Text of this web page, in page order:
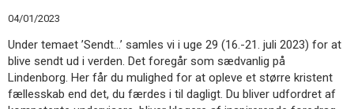
5.0:
Værktøjskassen
7.0:
Om
BaptistKirken
8.0:
Kontakt
04/01/2023
Under temaet ’Sendt…’ samles vi i uge 29 (16.-21. juli 2023) for at
blive sendt ud i verden. Det foregår som sædvanlig på
Lindenborg. Her får du mulighed for at opleve et større kristent
fællesskab end det, du færdes i til dagligt. Du bliver udfordret af